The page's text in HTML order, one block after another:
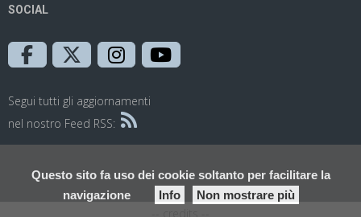
Questo sito fa uso dei cookie soltanto per facilitare la
navigazione
Info Non mostrare più
SOCIAL
Segui tutti gli aggiornamenti
nel nostro Feed RSS: